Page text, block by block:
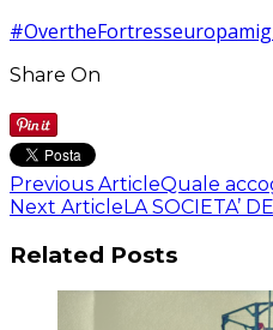
#OvertheFortresseuropa
Share On
Previous ArticleQuale
Next ArticleLA SOCIETA’
Related Posts